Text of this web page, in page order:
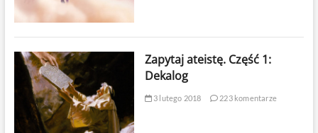
Zapytaj ateistę. Część 1:
Dekalog
3 lutego 2018 223 komentarze